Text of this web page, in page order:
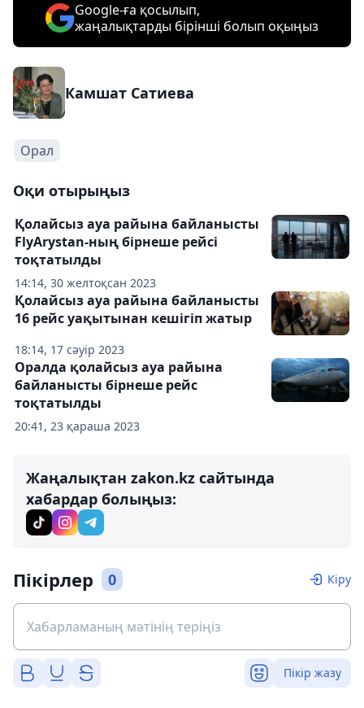
Google-ға қосылып,
жаңалықтарды бірінші болып оқыңыз
Камшат Сатиева
Орал
Оқи отырыңыз
14:14, 30 желтоқсан 2023
Қолайсыз ауа райына байланысты
FlyArystan-ның бірнеше рейсі
тоқтатылды
18:14, 17 сәуір 2023
Қолайсыз ауа райына байланысты
16 рейс уақытынан кешігіп жатыр
20:41, 23 қараша 2023
Оралда қолайсыз ауа райына
байланысты бірнеше рейс
тоқтатылды
Жаңалықтан zakon.kz сайтында
хабардар болыңыз:
Пікірлер 0 Кіру
Пікір жазу